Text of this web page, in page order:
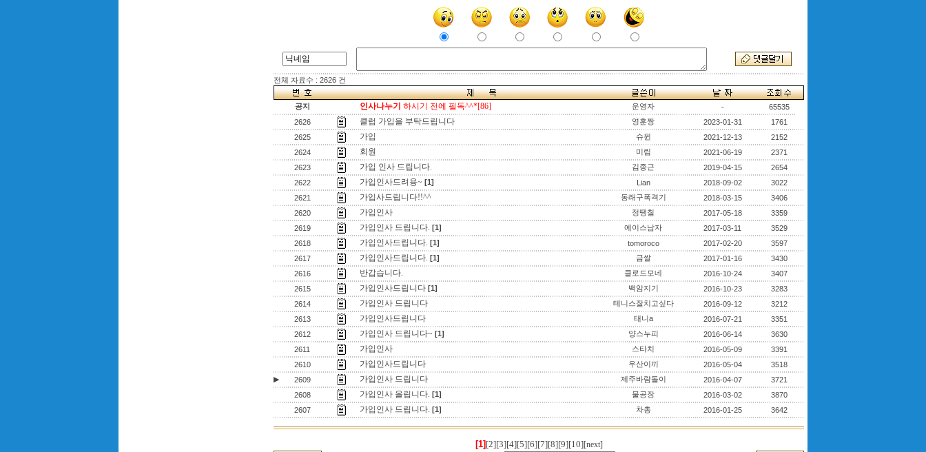
전체 자료수 : 2626 건
공지 인사나누기 하시기 전에 필독^^*[86] 운영자 -
65535
2626
클럽 가입을 부탁드립니다 영훈짱 2023-01-31
1761
2625
가입 슈윈 2021-12-13
2152
2624
회원 미림 2021-06-19
2371
2623
가입 인사 드립니다. 김종근 2019-04-15
2654
2622
가입인사드려용~ [1] Lian 2018-09-02
3022
2621
가입사드립니다!!^^ 동래구폭격기 2018-03-15
3406
2620
가입인사 정땡칠 2017-05-18
3359
2619
가입인사 드립니다. [1] 에이스남자 2017-03-11
3529
2618
가입인사드립니다. [1] tomoroco 2017-02-20
3597
2617
가입인사드립니다. [1] 금쌀 2017-01-16
3430
2616
반갑습니다. 클로드모네 2016-10-24
3407
2615
가입인사드립니다 [1] 백암지기 2016-10-23
3283
2614
가입인사 드립니다 테니스잘치고싶다 2016-09-12
3212
2613
가입인사드립니다 태니a 2016-07-21
3351
2612
가입인사 드립니다~ [1] 양스누피 2016-06-14
3630
2611
가입인사 스타치 2016-05-09
3391
2610
가입인사드립니다 우산이끼 2016-05-04
3518
▶
2609 가입인사 드립니다 제주바람돌이 2016-04-07
3721
2608
가입인사 올립니다. [1] 물공장 2016-03-02
3870
2607
가입인사 드립니다. [1] 차총 2016-01-25 3642
[1] [2][3][4][5][6][7][8][9][10][next]